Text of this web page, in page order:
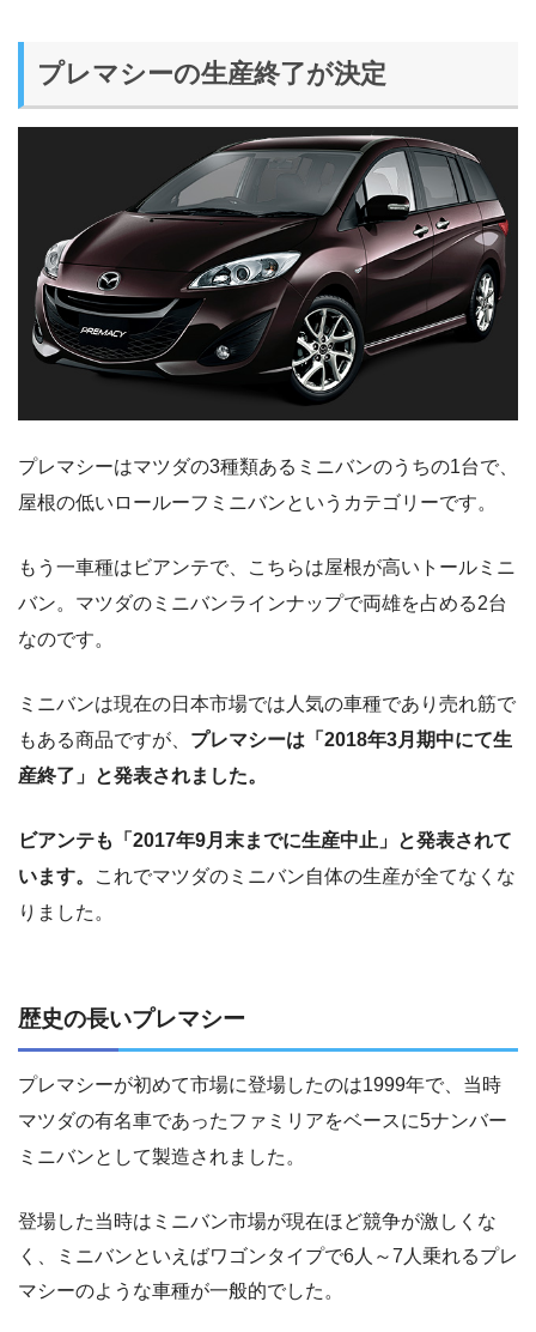
プレマシーの生産終了が決定
プレマシーはマツダの3種類あるミニバンのうちの1台で、
屋根の低いロールーフミニバンというカテゴリーです。
もう一車種はビアンテで、こちらは屋根が高いトールミニ
バン。マツダのミニバンラインナップで両雄を占める2台
なのです。
ミニバンは現在の日本市場では人気の車種であり売れ筋で
もある商品ですが、 プレマシーは「2018年3月期中にて生
産終了」と発表されました。
ビアンテも「2017年9月末までに生産中止」と発表されて
います。
これでマツダのミニバン自体の生産が全てなくな
りました。
歴史の長いプレマシー
プレマシーが初めて市場に登場したのは1999年で、当時
マツダの有名車であったファミリアをベースに5ナンバー
ミニバンとして製造されました。
登場した当時はミニバン市場が現在ほど競争が激しくな
く、ミニバンといえばワゴンタイプで6人～7人乗れるプレ
マシーのような車種が一般的でした。